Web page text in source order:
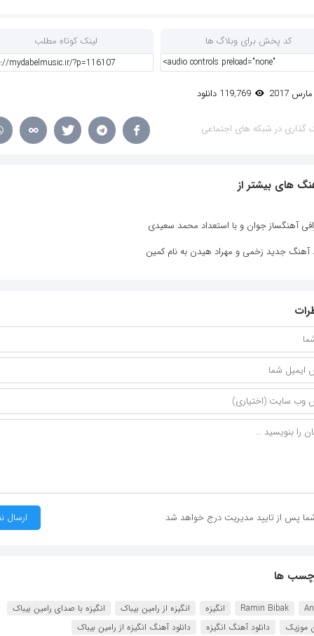
کد پخش برای وبلاگ ها لینک کوتاه مطلب
119,769 دانلود
گذاری در شبکه های اجتماعی
های بیشتر از
آهنگساز جوان و با استعداد محمد سعیدی
آهنگ جدید زخمی و مهراد هیدن به نام کمین
پس از تایید مدیریت درج خواهد شد
ها
Ramin Bibak انگیزه انگیزه از رامین بیباک
انگیزه با صدای رامین بیباک
موزیک
دانلود آهنگ انگیزه دانلود آهنگ انگیزه از رامین بیباک